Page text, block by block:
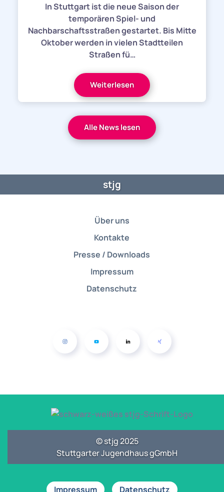
In Stuttgart ist die neue Saison der
temporären Spiel- und
Nachbarschaftsstraßen gestartet. Bis Mitte
Oktober werden in vielen Stadtteilen
Straßen fü…
Weiterlesen
Alle News lesen
stjg
Über uns
Kontakte
Presse / Downloads
Impressum
Datenschutz
© stjg 2025
Stuttgarter Jugendhaus gGmbH
Impressum Datenschutz